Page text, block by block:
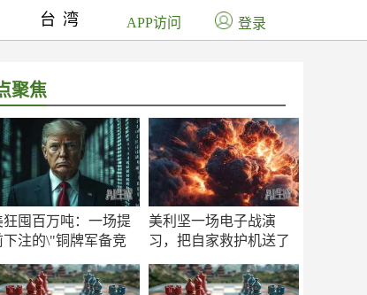
聚焦
狂囤百万吨：一场提
下注的\"铜牌军备竞
美利坚一场电子战演
习，把自家救护机送了
台湾 APP访问 登录